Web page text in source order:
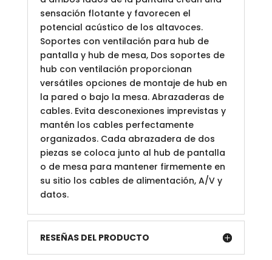
sensación flotante y favorecen el
potencial acústico de los altavoces.
Soportes con ventilación para hub de
pantalla y hub de mesa, Dos soportes de
hub con ventilación proporcionan
versátiles opciones de montaje de hub en
la pared o bajo la mesa. Abrazaderas de
cables. Evita desconexiones imprevistas y
mantén los cables perfectamente
organizados. Cada abrazadera de dos
piezas se coloca junto al hub de pantalla
o de mesa para mantener firmemente en
su sitio los cables de alimentación, A/V y
datos.
RESEÑAS DEL PRODUCTO